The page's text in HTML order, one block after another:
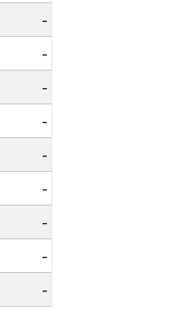
-
-
-
-
-
-
-
-
-